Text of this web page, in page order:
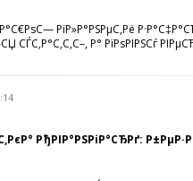
РїР»Р°РЅРµС‚Рё
СЃС‚Р°С‚С‚С–, Р° РїРѕРІРЅСѓ
РђРІР°РЅРіР°СЂРґ: